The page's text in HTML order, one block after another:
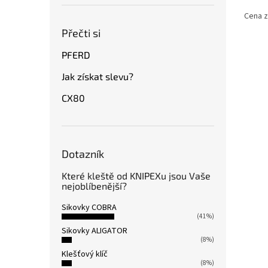
Přečti si
PFERD
Jak získat slevu?
CX80
Dotazník
Které kleště od KNIPEXu jsou Vaše
nejoblíbenější?
Sikovky COBRA
(41%)
Sikovky ALIGATOR
(8%)
Klešťový klíč
(8%)
Cena